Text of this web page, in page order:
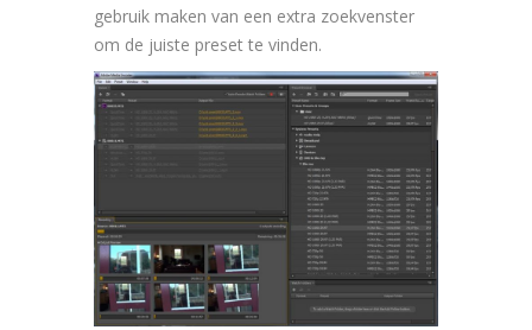
gebruik maken van een extra zoekvenster
om de juiste preset te vinden.